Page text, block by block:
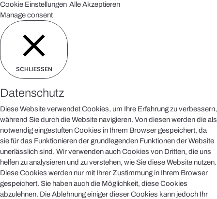
Cookie Einstellungen Alle Akzeptieren
Manage consent
SCHLIESSEN
Datenschutz
Diese Website verwendet Cookies, um Ihre Erfahrung zu verbessern,
während Sie durch die Website navigieren. Von diesen werden die als
notwendig eingestuften Cookies in Ihrem Browser gespeichert, da
sie für das Funktionieren der grundlegenden Funktionen der Website
unerlässlich sind. Wir verwenden auch Cookies von Dritten, die uns
helfen zu analysieren und zu verstehen, wie Sie diese Website nutzen.
Diese Cookies werden nur mit Ihrer Zustimmung in Ihrem Browser
gespeichert. Sie haben auch die Möglichkeit, diese Cookies
abzulehnen. Die Ablehnung einiger dieser Cookies kann jedoch Ihr